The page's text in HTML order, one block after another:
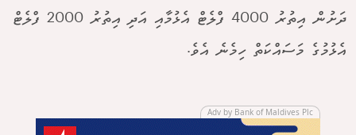
ދަށުން އިތުރު 4000 ފްލެޓް އެޅުމާއި އަދި އިތުރު 2000 ފްލެޓް
އެޅުމުގެ މަސައްކަތް ހިމެނެ އެވެ.
Adv by Bank of Maldives Plc